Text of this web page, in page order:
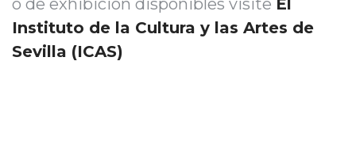
o de exhibición disponibles visite El
Instituto de la Cultura y las Artes de
Sevilla (ICAS)